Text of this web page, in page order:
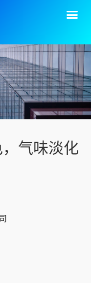
气味淡化